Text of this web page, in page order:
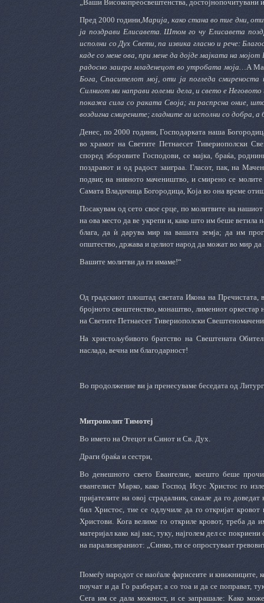
„Ваши Високопреосвештенства, достојнопочитувани
Пред 2000 години,Марија, како стана во тие дни,
ја поздрави Елисавета. Штом го чу Елисавета
исполни со Дух Свети, па извика гласно и рече:
каде со мене ова, при мене да дојде мајката на
радосно заигра младенецот во утробата моја…А
Бога, Спасителот мој, оти ја погледа
Силниот ми направи големи дела, и свето е
покажа сила со раката Своја; ги распрсна оние,
воздигна смирените; гладните ги исполни со добра,
Денес, по 2000 години, Господарката наша
во храмот на Светите Петнаесет Тивериополски
според зборовите Господови, се мајка, браќа,
поздравот и од радост заиграа. Гласот, пак, на
подвиг, на нивното мачеништво, и смирено се
Самата Владичица Богородица, Која во она време
Посакувам од сето свое срце, по молитвите на
на ова место да ве укрепи и, како што им беше ветила
блага, да ѝ дарува мир на вашата земја; да им
општество, држава и целиот народ да можат во мир да
Вашите молитви да ги имаме!“
Од градскиот плоштад светата Икона на
бројното свештенство, монаштво, лимениот оркестар
на Светите Петнаесет Тивериополски
На христољубивото братство на Свештената
наслада, вечна им благодарност!
Во продолжение ви ја пренесуваме беседата од
Митрополит Тимотеј
Во името на Отецот и Синот и Св. Дух.
Драги браќа и сестри,
Во денешното свето Евангелие, коешто беше
евангелист Марко, како Господ Исус Христос го
пријателите на овој страдалник, сакале да го
бил Христос, тие се одлучиле да го откријат
Христови. Кога велиме го откриле кровот, треба да
материјал како кај нас, туку, најголем дел се
на парализираниот: „Синко, ти се опростуваат
Помеѓу народот се наоѓале фарисеите и книжниците,
поучат и да Го разберат, а со тоа и да се поправат,
Сега им се дала можност, и се запрашале: Како